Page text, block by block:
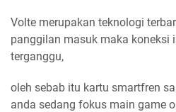
Volte merupakan teknologi
panggilan masuk maka koneksi
terganggu,
oleh sebab itu kartu smartfren
anda sedang fokus main game